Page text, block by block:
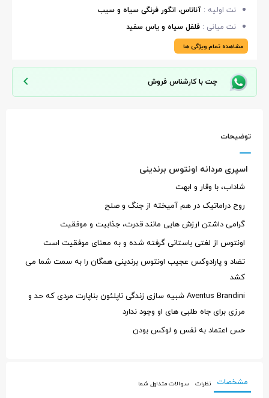
چت با کارشناس فروش
نت اولیه : آناناس، انگور فرنگی سیاه و سیب
نت میانی : فلفل سیاه و یاس سفید
مشاهده تمام ویژگی ها
توضیحات
اسپری مردانه اونتوس برندینی
شاداب، با وقار و ابهت
روح دراماتیک در هم آمیخته از جنگ و صلح
گرامی داشتن ارزش هایی مانند قدرت، جذابیت و موفقیت
اونتوس از لغتی باستانی گرفته شده و به معنای موفقیت است
تضاد و پارادوکس عجیب اونتوس برندینی همگان را به سمت شما می
کشد
Aventus Brandini شبیه سازی زندگی ناپلئون بناپارت مردی که حد و
مرزی برای جاه طلبی های او وجود ندارد
حس اعتماد به نفس و لوکس بودن
مشخصات نظرات سوالات متداول شما